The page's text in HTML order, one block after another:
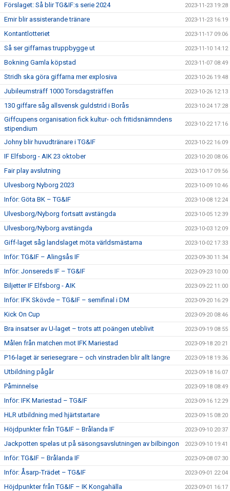
Förslaget: Så blir TG&IF:s serie 2024 2023-11-23 19:28
Emir blir assisterande tränare 2023-11-23 16:19
Kontantlotteriet 2023-11-17 09:06
Så ser giffarnas truppbygge ut 2023-11-10 14:12
Bokning Gamla köpstad 2023-11-07 08:49
Stridh ska göra giffarna mer explosiva 2023-10-26 19:48
Jubileumsträff 1000 Torsdagsträffen 2023-10-26 12:13
130 giffare såg allsvensk guldstrid i Borås 2023-10-24 17:28
Giffcupens organisation fick kultur- och fritidsnämndens
stipendium
2023-10-22 17:16
Johny blir huvudtränare i TG&IF 2023-10-22 16:09
IF Elfsborg - AIK 23 oktober 2023-10-20 08:06
Fair play avslutning 2023-10-17 09:56
Ulvesborg Nyborg 2023 2023-10-09 10:46
Inför: Göta BK – TG&IF 2023-10-08 12:24
Ulvesborg/Nyborg fortsatt avstängda 2023-10-05 12:39
Ulvesborg/Nyborg avstängda 2023-10-03 12:09
Giff-laget såg landslaget möta världsmästarna 2023-10-02 17:33
Inför: TG&IF – Alingsås IF 2023-09-30 11:34
Inför: Jonsereds IF – TG&IF 2023-09-23 10:00
Biljetter IF Elfsborg - AIK 2023-09-22 11:00
Inför: IFK Skövde – TG&IF – semifinal i DM 2023-09-20 16:29
Kick On Cup 2023-09-20 08:46
Bra insatser av U-laget – trots att poängen uteblivit 2023-09-19 08:55
Målen från matchen mot IFK Mariestad 2023-09-18 20:21
P16-laget är seriesegrare – och vinstraden blir allt längre 2023-09-18 19:36
Utbildning pågår 2023-09-18 16:07
Påminnelse 2023-09-18 08:49
Inför: IFK Mariestad – TG&IF 2023-09-16 12:29
HLR utbildning med hjärtstartare 2023-09-15 08:20
Höjdpunkter från TG&IF – Brålanda IF 2023-09-10 20:37
Jackpotten spelas ut på säsongsavslutningen av bilbingon 2023-09-10 19:41
Inför: TG&IF – Brålanda IF 2023-09-08 07:30
Inför: Åsarp-Trädet – TG&IF 2023-09-01 22:04
Höjdpunkter från TG&IF – IK Kongahälla 2023-09-01 16:17